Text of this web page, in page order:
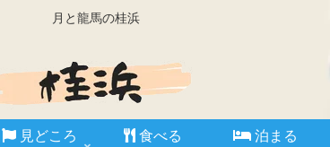
月と龍馬の桂浜
見どころ
食べる
泊まる